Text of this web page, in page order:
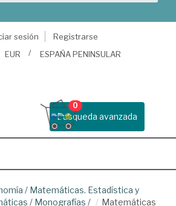
sesión
Registrarse
EUR ESPAÑA PENINSULAR
Busqueda avanzada
0
/ Matemáticas. Estadística y
/ Monografías /
Matemáticas